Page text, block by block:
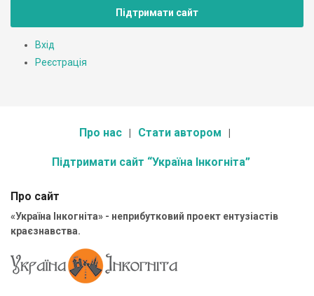
Підтримати сайт
Вхід
Реєстрація
Про нас Стати автором
Підтримати сайт “Україна Інкогніта”
Про сайт
«Україна Інкогніта» - неприбутковий проект ентузіастів
краєзнавства.